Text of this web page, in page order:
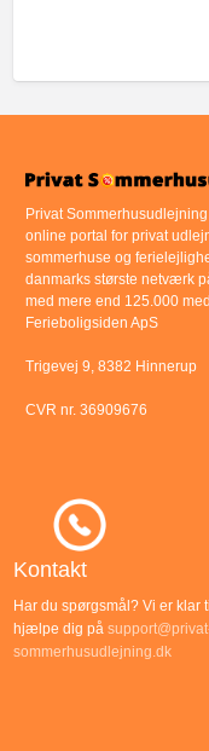
Privat
online portal for privat
sommerhuse og
danmarks største netværk
med mere end 125.000
Ferieboligsiden ApS
Trigevej 9, 8382 Hinnerup
CVR nr. 36909676
Kontakt
Har du spørgsmål? Vi er klar
hjælpe dig på
sommerhusudlejning.dk